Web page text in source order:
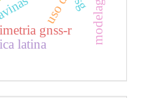
gnss-r
latina